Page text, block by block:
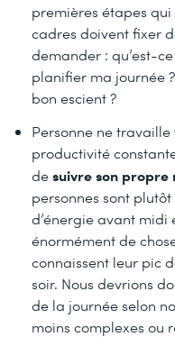
premières étapes qui
cadres doivent fixer
demander : qu’est-
planifier ma journée
bon escient ?
Personne ne
productivité
desuivre son
personnes sont
d’énergie avant midi
énormément de
connaissent leur pic
soir. Nous devrions
de la journée selon
moins complexes ou